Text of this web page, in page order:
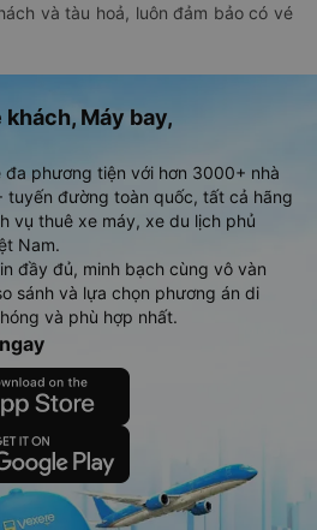
và tàu hoả, luôn đảm bảo có vé
Máy bay,
phương tiện với hơn 3000+ nhà
đường toàn quốc, tất cả hãng
vụ thuê xe máy, xe du lịch phủ
Nam.
đầy đủ, minh bạch cùng vô vàn
sánh và lựa chọn phương án di
và phù hợp nhất.